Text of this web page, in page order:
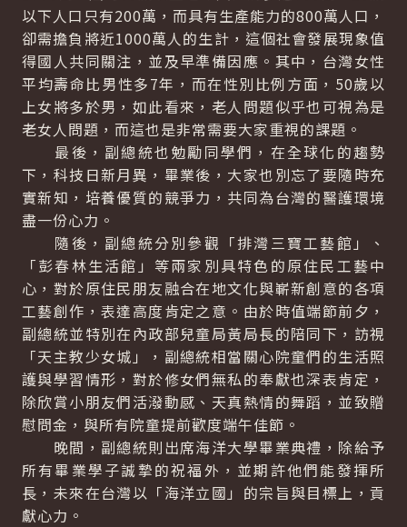
以下人口只有200萬，而具有生產能力的800萬人口，
卻需擔負將近1000萬人的生計，這個社會發展現象值
得國人共同關注，並及早準備因應。其中，台灣女性
平均壽命比男性多7年，而在性別比例方面，50歲以
上女將多於男，如此看來，老人問題似乎也可視為是
老女人問題，而這也是非常需要大家重視的課題。
最後，副總統也勉勵同學們，在全球化的趨勢
下，科技日新月異，畢業後，大家也別忘了要隨時充
實新知，培養優質的競爭力，共同為台灣的醫護環境
盡一份心力。
隨後，副總統分別參觀「排灣三寶工藝館」、
「彭春林生活館」等兩家別具特色的原住民工藝中
心，對於原住民朋友融合在地文化與嶄新創意的各項
工藝創作，表達高度肯定之意。由於時值端節前夕，
副總統並特別在內政部兒童局黃局長的陪同下，訪視
「天主教少女城」，副總統相當關心院童們的生活照
護與學習情形，對於修女們無私的奉獻也深表肯定，
除欣賞小朋友們活潑動感、天真熱情的舞蹈，並致贈
慰問金，與所有院童提前歡度端午佳節。
晚間，副總統則出席海洋大學畢業典禮，除給予
所有畢業學子誠摯的祝福外，並期許他們能發揮所
長，未來在台灣以「海洋立國」的宗旨與目標上，貢
獻心力。